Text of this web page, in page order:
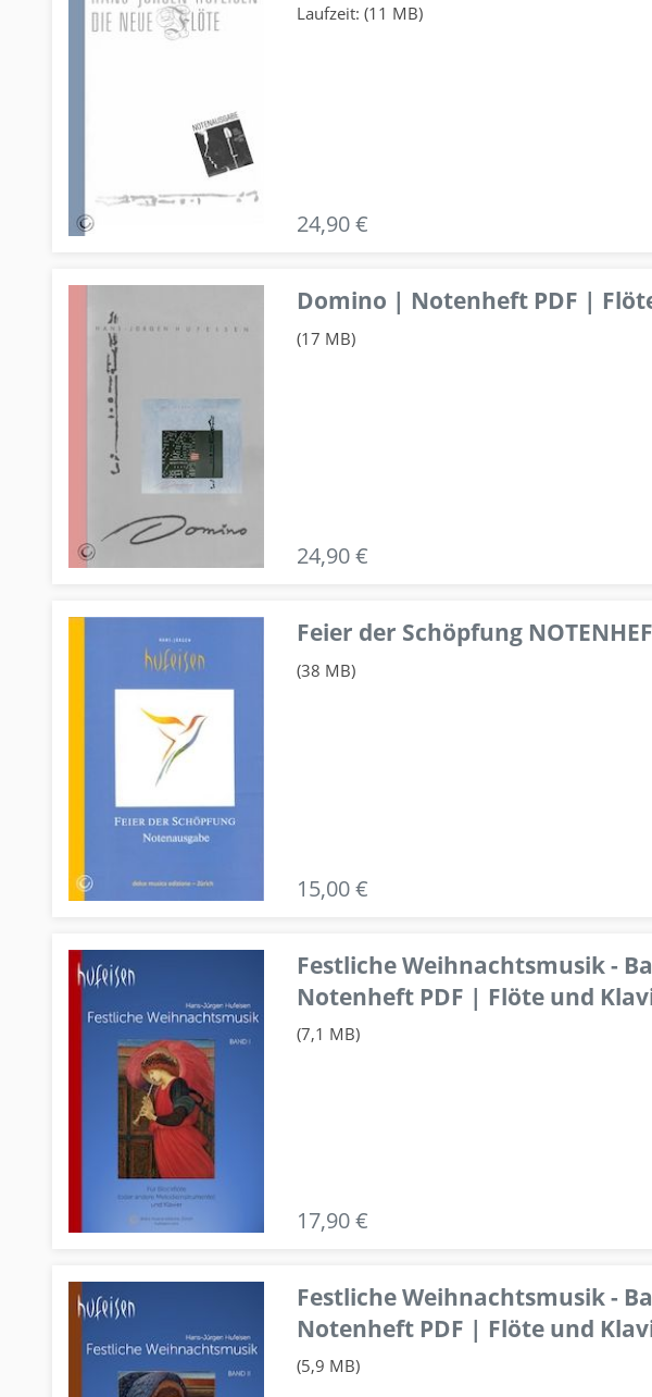
Laufzeit: (11 MB)
24,90 €
Domino | Notenheft PDF |
(17 MB)
24,90 €
Feier der Schöpfung
(38 MB)
15,00 €
Festliche Weihnachtsmusik -
Notenheft PDF | Flöte und
(7,1 MB)
17,90 €
Festliche Weihnachtsmusik -
Notenheft PDF | Flöte und
(5,9 MB)